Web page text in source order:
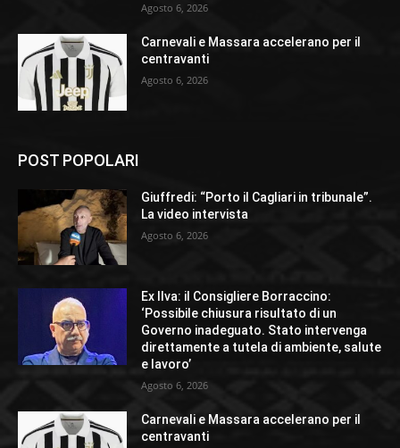
Agosto 6, 2026
Carnevali e Massara accelerano per il
centravanti
Agosto 6, 2026
POST POPOLARI
Giuffredi: “Porto il Cagliari in tribunale”.
La video intervista
Agosto 6, 2026
Ex Ilva: il Consigliere Borraccino:
‘Possibile chiusura risultato di un
Governo inadeguato. Stato intervenga
direttamente a tutela di ambiente, salute
e lavoro’
Agosto 6, 2026
Carnevali e Massara accelerano per il
centravanti